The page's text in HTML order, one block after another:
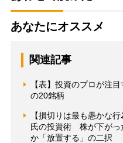
あなたにオススメ
関連記事
【表】投資のプロが注
の20銘柄
【損切りは最も愚かな
氏の投資術 株が下がっ
か「放置する」の二択